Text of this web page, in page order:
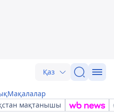
Қаз
Мақалалар
мақтанышы